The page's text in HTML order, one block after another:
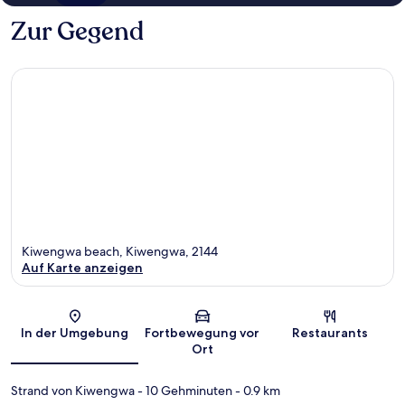
Zur Gegend
Karte
Kiwengwa beach, Kiwengwa, 2144
Auf Karte anzeigen
In der Umgebung
Fortbewegung vor
Ort
Restaurants
Strand von Kiwengwa- 10 Gehminuten- 0.9 km